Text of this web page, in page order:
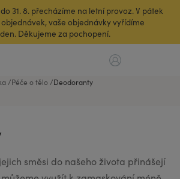
31. 8. přecházíme na letní provoz. V pátek
vaše objednávky vyřídíme
Děkujeme za pochopení.
Péče o tělo Deodoranty
směsi do našeho života přinášejí